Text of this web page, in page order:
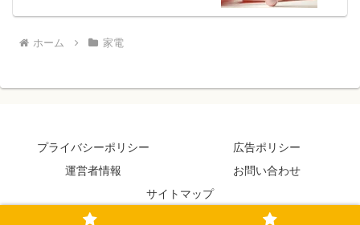
ホーム 家電
プライバシーポリシー
広告ポリシー
運営者情報
お問い合わせ
サイトマップ